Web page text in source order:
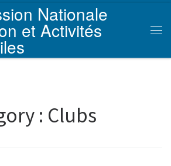
Nationale
et Activités
: Clubs